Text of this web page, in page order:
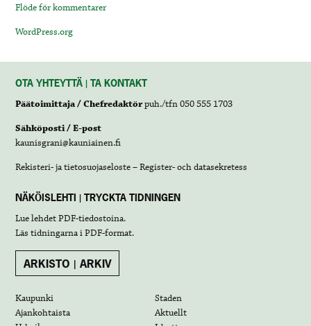
Flöde för kommentarer
WordPress.org
OTA YHTEYTTÄ | TA KONTAKT
Päätoimittaja / Chefredaktörpuh./tfn 050 555 1703
Sähköposti / E-post
kaunisgrani@kauniainen.fi
Rekisteri- ja tietosuojaseloste – Register- och datasekretess
NÄKÖISLEHTI | TRYCKTA TIDNINGEN
Lue lehdetPDF-tiedostoina.
Läs tidningarna iPDF-format.
ARKISTO | ARKIV
Kaupunki
Staden
Ajankohtaista
Aktuellt